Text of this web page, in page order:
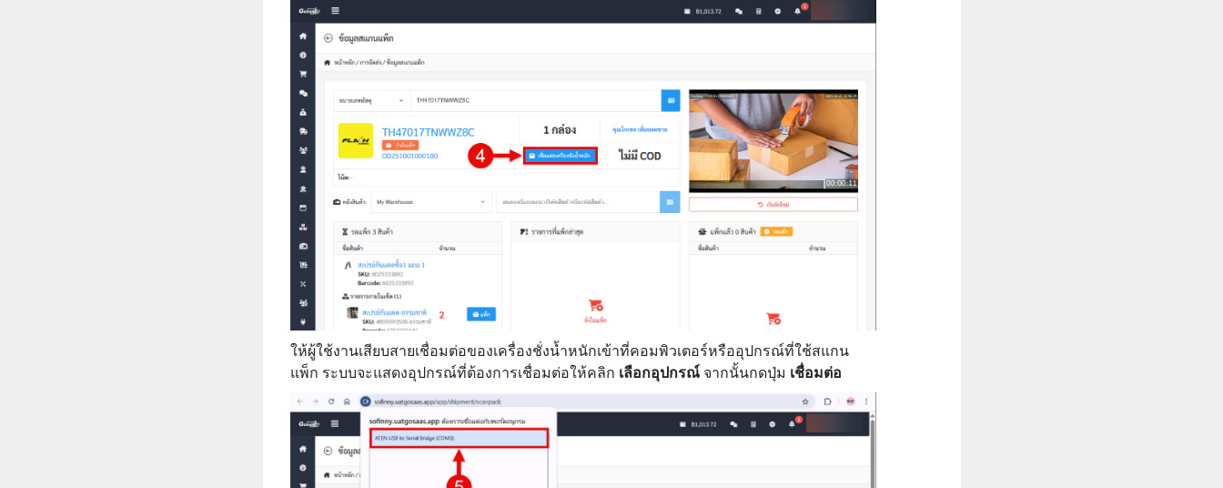
ให้ผู้ใช้งานเสียบสายเชื่อมต่อของเครื่องชั่งน้ำหนักเข้าที่คอมพิวเตอร์หรืออุปกรณ์ที่ใช้สแกน
แพ็ก ระบบจะแสดงอุปกรณ์ที่ต้องการเชื่อมต่อให้คลิก เลือกอุปกรณ์จากนั้นกดปุ่ม เชื่อมต่อ